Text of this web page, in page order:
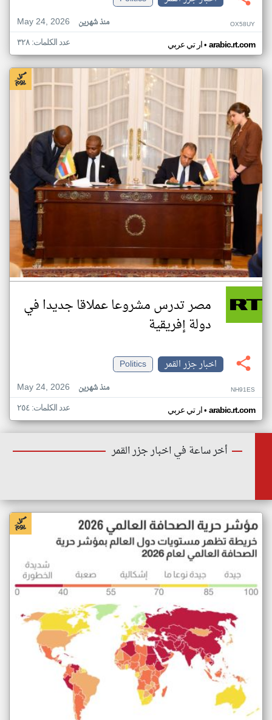
May 24, 2026
منذ شهرين OX58UY
ار تي عربي• arabic.rt.com عدد الكلمات: ٣٢٨
مصر تدرس مشروعا عملاقا جديدا في
دولة إفريقية
اخبار جزر القمر
Politics
May 24, 2026
منذ شهرين NH91ES
ار تي عربي• arabic.rt.com عدد الكلمات: ٢٥٤
أخر ساعة في اخبار جزر القمر